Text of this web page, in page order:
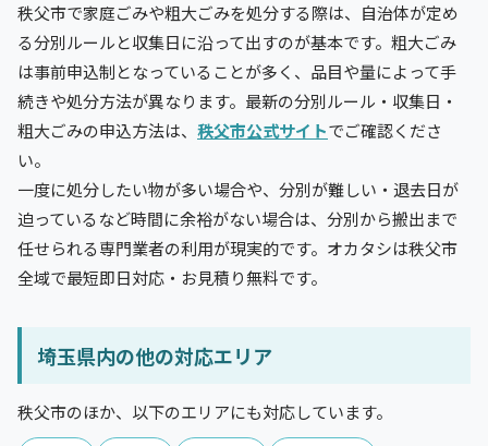
秩父市で家庭ごみや粗大ごみを処分する際は、自治体が定め
る分別ルールと収集日に沿って出すのが基本です。粗大ごみ
は事前申込制となっていることが多く、品目や量によって手
続きや処分方法が異なります。最新の分別ルール・収集日・
粗大ごみの申込方法は、 秩父市公式サイトでご確認くださ
い。
一度に処分したい物が多い場合や、分別が難しい・退去日が
迫っているなど時間に余裕がない場合は、分別から搬出まで
任せられる専門業者の利用が現実的です。オカタシは秩父市
全域で最短即日対応・お見積り無料です。
埼玉県内の他の対応エリア
秩父市のほか、以下のエリアにも対応しています。